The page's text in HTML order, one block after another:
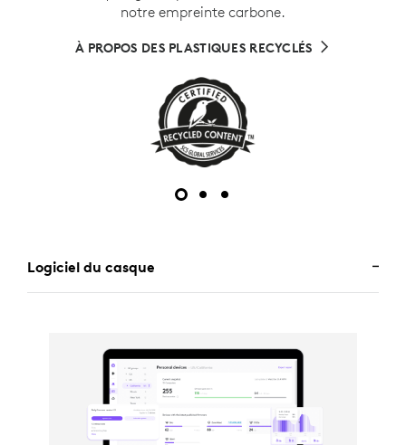
notre empreinte carbone.
À PROPOS DES PLASTIQUES RECYCLÉS
Logiciel du casque